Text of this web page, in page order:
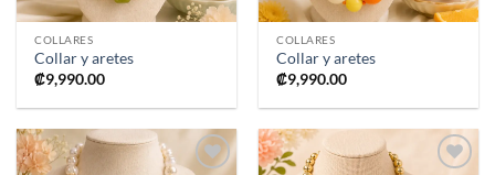
COLLARES
Collar y aretes
₡9,990.00
COLLARES
Collar y aretes
₡9,990.00